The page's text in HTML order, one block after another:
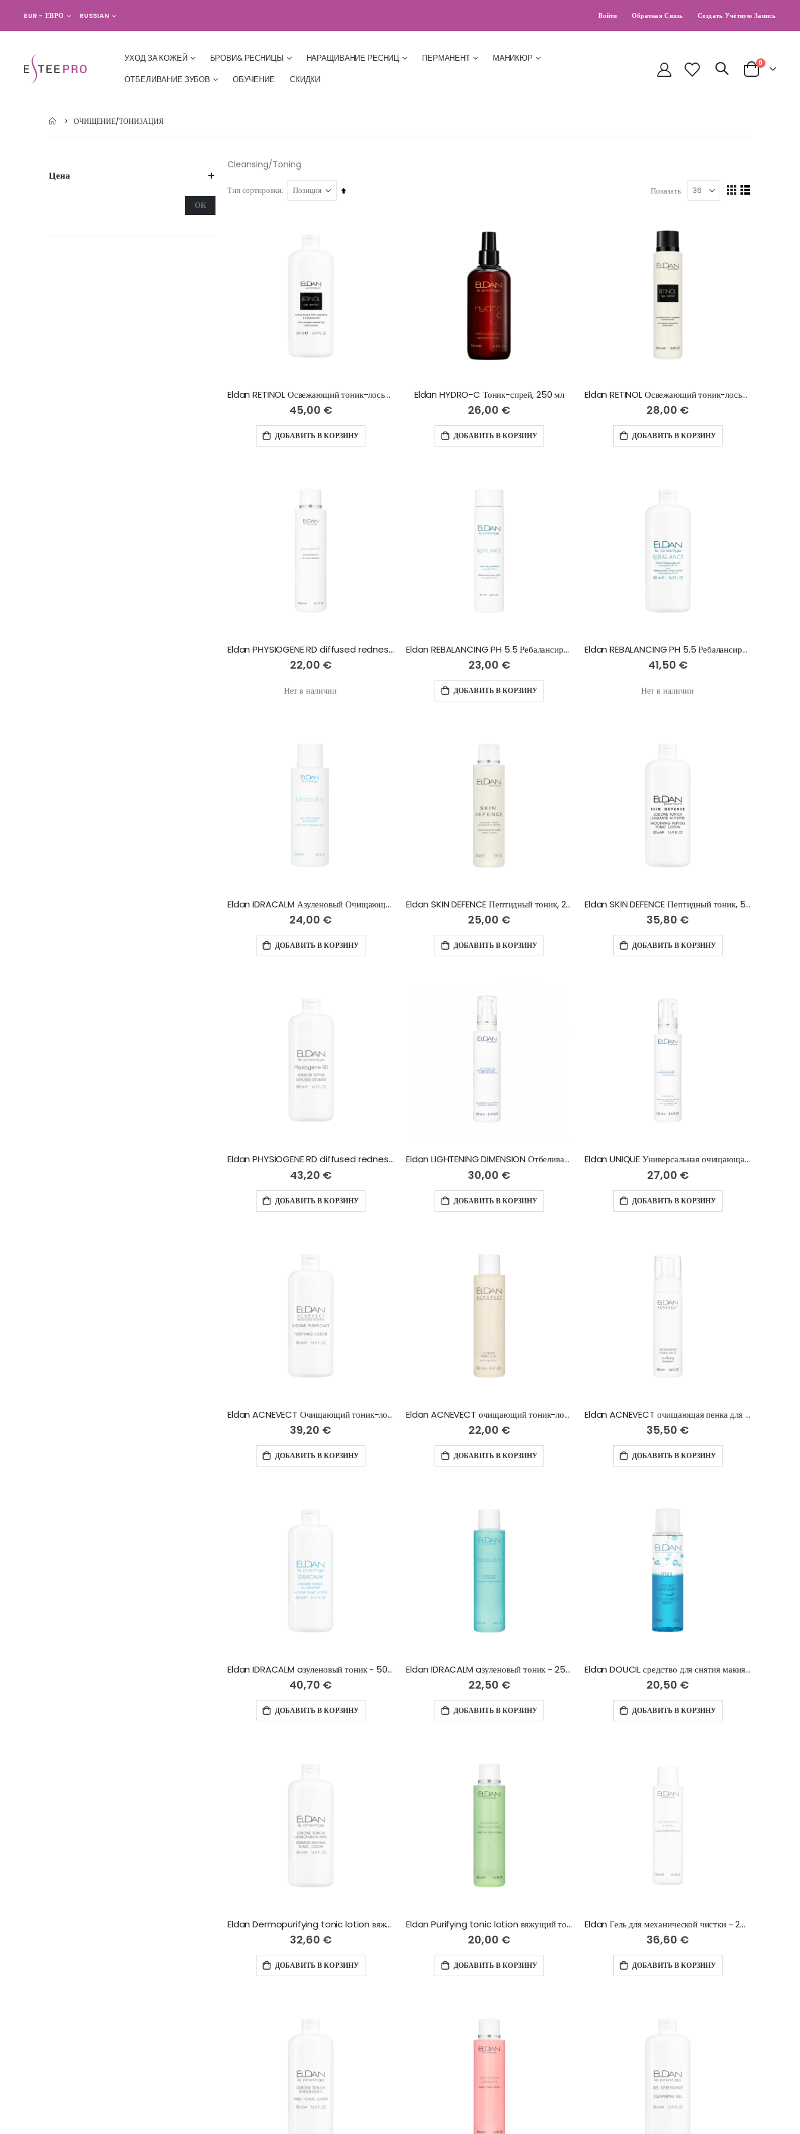
ВАЛЮТА
EUR - ЕВРО ЯЗЫК
RUSSIAN Войти Обратная Связь Создать Учётную Запись
УХОД ЗА КОЖЕЙ БРОВИ& РЕСНИЦЫ НАРАЩИВАНИЕ РЕСНИЦ ПЕРМАНЕНТ
МАНИКЮР
ОТБЕЛИВАНИЕ ЗУБОВ
ОБУЧЕНИЕ СКИДКИ Cart
0
ОЧИЩЕНИЕ/ТОНИЗАЦИЯ
Cleansing/Toning
Тип сортировки
Сортируется
Показать
ВидСеткаСписок
Eldan RETINOL Освежающий тоник-лосьон с ретинолом, 500 мл
45,00 €
ДОБАВИТЬ В КОРЗИНУ
Eldan HYDRO-C Тоник-спрей, 250 мл
26,00 €
ДОБАВИТЬ В КОРЗИНУ
Eldan RETINOL Освежающий тоник-лосьон с ретинолом, 200 мл
28,00 €
ДОБАВИТЬ В КОРЗИНУ
Eldan PHYSIOGENE RD diffused redness антикуперозный тоник-лосьон - 250 мл
22,00 €
Нет в наличии
Eldan REBALANCING PH 5.5 Ребалансирующий тоник-лосьон с пребиотиком 200 ml
23,00 €
ДОБАВИТЬ В КОРЗИНУ
Eldan REBALANCING PH 5.5 Ребалансирующий тоник-лосьон с пребиотиком 500 ml
41,50 €
Нет в наличии
Eldan IDRACALM Азуленовый Очищающий гель - 200 мл
24,00 €
ДОБАВИТЬ В КОРЗИНУ
Eldan SKIN DEFENCE Пептидный тоник, 250 мл
25,00 €
ДОБАВИТЬ В КОРЗИНУ
Eldan SKIN DEFENCE Пептидный тоник, 500 мл
35,80 €
ДОБАВИТЬ В КОРЗИНУ
Eldan PHYSIOGENE RD diffused redness антикуперозный тоник-лосьон - 500 мл
43,20 €
ДОБАВИТЬ В КОРЗИНУ
Eldan LIGHTENING DIMENSION Отбеливающий очищающий гель, 250 мл
30,00 €
ДОБАВИТЬ В КОРЗИНУ
Eldan UNIQUE Универсальная очищающая жидкость face & eyes, 250 ml
27,00 €
ДОБАВИТЬ В КОРЗИНУ
Eldan ACNEVECT Очищающий тоник-лосьон для проблемной кожи - 500 мл
39,20 €
ДОБАВИТЬ В КОРЗИНУ
Eldan ACNEVECT очищающий тоник-лосьон для проблемной кожи - 250 мл
22,00 €
ДОБАВИТЬ В КОРЗИНУ
Eldan ACNEVECT очищающая пенка для проблемной кожи - 200 ml
35,50 €
ДОБАВИТЬ В КОРЗИНУ
Eldan IDRACALM aзуленовый тоник - 500 мл
40,70 €
ДОБАВИТЬ В КОРЗИНУ
Eldan IDRACALM aзуленовый тоник - 250 мл
22,50 €
ДОБАВИТЬ В КОРЗИНУ
Eldan DOUCIL средство для снятия макияжа - 150 мл
20,50 €
ДОБАВИТЬ В КОРЗИНУ
Eldan Dermopurifying tonic lotion вяжущий тоник-лосьон - 500 мл
32,60 €
ДОБАВИТЬ В КОРЗИНУ
Eldan Purifying tonic lotion вяжущий тоник-лосьон - 250 мл
20,00 €
ДОБАВИТЬ В КОРЗИНУ
Eldan Гель для механической чистки - 250 ml
36,60 €
ДОБАВИТЬ В КОРЗИНУ
Цена
ОК